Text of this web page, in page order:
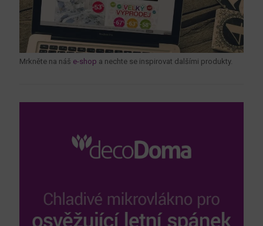
Mrkněte na náš e-shop a nechte se inspirovat dalšími produkty.